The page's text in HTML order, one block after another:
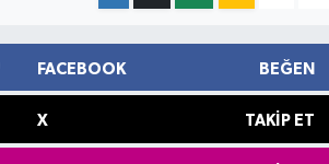
FACEBOOK BEĞEN
X TAKIP ET